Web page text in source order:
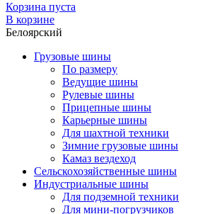
Корзина пуста
В корзине
Белоярский
Грузовые шины
По размеру
Ведущие шины
Рулевые шины
Прицепные шины
Карьерные шины
Для шахтной техники
Зимние грузовые шины
Камаз вездеход
Сельскохозяйственные шины
Индустриальные шины
Для подземной техники
Для мини-погрузчиков